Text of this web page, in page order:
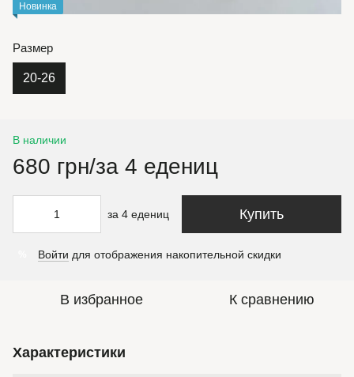
Новинка
Размер
20-26
В наличии
680 грн/за 4 едениц
за 4 едениц Купить
Войти для отображения накопительной скидки
В избранное К сравнению
Характеристики